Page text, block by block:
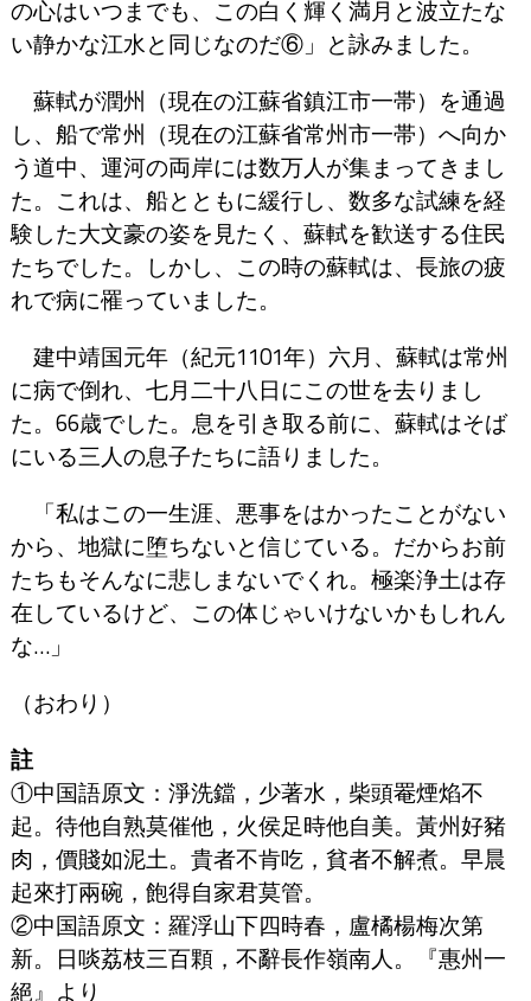
の心はいつまでも、この白く輝く満月と波立たな
い静かな江水と同じなのだ⑥」と詠みました。
蘇軾が潤州（現在の江蘇省鎮江市一帯）を通過
し、船で常州（現在の江蘇省常州市一帯）へ向か
う道中、運河の両岸には数万人が集まってきまし
た。これは、船とともに緩行し、数多な試練を経
験した大文豪の姿を見たく、蘇軾を歓送する住民
たちでした。しかし、この時の蘇軾は、長旅の疲
れで病に罹っていました。
建中靖国元年（紀元1101年）六月、蘇軾は常州
に病で倒れ、七月二十八日にこの世を去りまし
た。66歳でした。息を引き取る前に、蘇軾はそば
にいる三人の息子たちに語りました。
「私はこの一生涯、悪事をはかったことがない
から、地獄に堕ちないと信じている。だからお前
たちもそんなに悲しまないでくれ。極楽浄土は存
在しているけど、この体じゃいけないかもしれん
な…」
（おわり）
註
①中国語原文：淨洗鐺，少著水，柴頭罨煙焰不
起。待他自熟莫催他，火侯足時他自美。黃州好豬
肉，價賤如泥土。貴者不肯吃，貧者不解煮。早晨
起來打兩碗，飽得自家君莫管。
②中国語原文：羅浮山下四時春，盧橘楊梅次第
新。日啖荔枝三百顆，不辭長作嶺南人。『惠州一
絕』より